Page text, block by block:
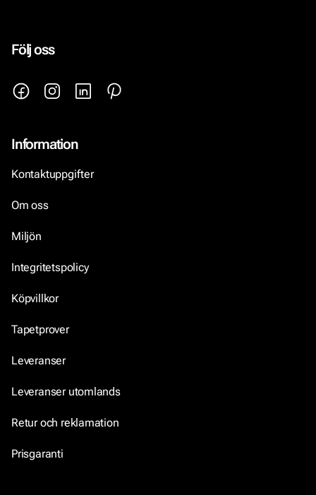
Följ oss
Information
Kontaktuppgifter
Om oss
Miljön
Integritetspolicy
Köpvillkor
Tapetprover
Leveranser
Leveranser utomlands
Retur och reklamation
Prisgaranti